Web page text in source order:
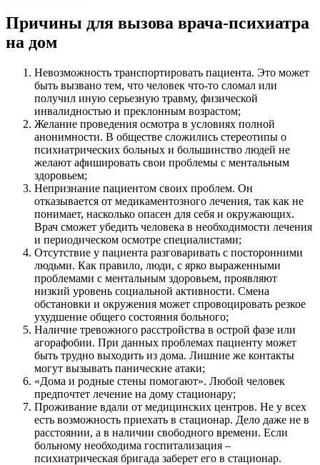
Причины для вызова врача-психиатра
на дом
Невозможность транспортировать пациента. Это может
быть вызвано тем, что человек что-то сломал или
получил иную серьезную травму, физической
инвалидностью и преклонным возрастом;
Желание проведения осмотра в условиях полной
анонимности. В обществе сложились стереотипы о
психиатрических больных и большинство людей не
желают афишировать свои проблемы с ментальным
здоровьем;
Непризнание пациентом своих проблем. Он
отказывается от медикаментозного лечения, так как не
понимает, насколько опасен для себя и окружающих.
Врач сможет убедить человека в необходимости лечения
и периодическом осмотре специалистами;
Отсутствие у пациента разговаривать с посторонними
людьми. Как правило, люди, с ярко выраженными
проблемами с ментальным здоровьем, проявляют
низкий уровень социальной активности. Смена
обстановки и окружения может спровоцировать резкое
ухудшение общего состояния больного;
Наличие тревожного расстройства в острой фазе или
агорафобии. При данных проблемах пациенту может
быть трудно выходить из дома. Лишние же контакты
могут вызывать панические атаки;
«Дома и родные стены помогают». Любой человек
предпочтет лечение на дому стационару;
Проживание вдали от медицинских центров. Не у всех
есть возможность приехать в стационар. Дело даже не в
расстоянии, а в наличии свободного времени. Если
больному необходима госпитализация –
психиатрическая бригада заберет его в стационар.